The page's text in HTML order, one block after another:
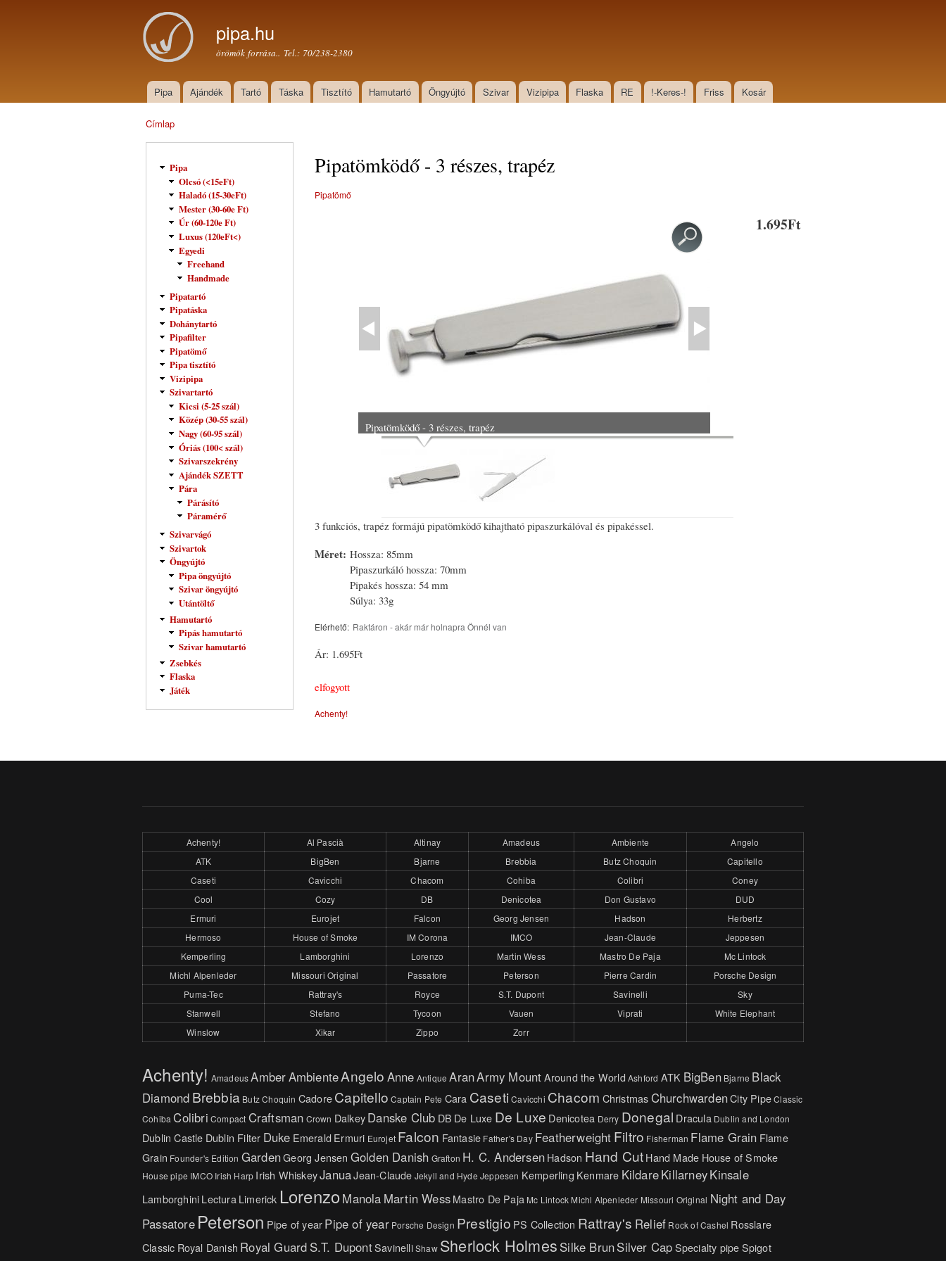
pipa.hu
örömök forrása.. Tel.: 70/238-2380
Főmenü
Pipa Ajándék Tartó Táska Tisztító Hamutartó Öngyújtó Szivar Vizipipa Flaska RE !-Keres-! Friss Kosár
Címlap
Pipa
Olcsó (<15eFt)
Haladó (15-30eFt)
Mester (30-60e Ft)
Úr (60-120e Ft)
Luxus (120eFt<)
Egyedi
Freehand
Handmade
Pipatartó
Pipatáska
Dohánytartó
Pipafilter
Pipatömő
Pipa tisztító
Vizipipa
Szivartartó
Kicsi (5-25 szál)
Közép (30-55 szál)
Nagy (60-95 szál)
Óriás (100< szál)
Szivarszekrény
Ajándék SZETT
Pára
Párásító
Páramérő
Szivarvágó
Szivartok
Öngyújtó
Pipa öngyújtó
Szivar öngyújtó
Utántöltő
Hamutartó
Pipás hamutartó
Szivar hamutartó
Zsebkés
Flaska
Játék
Pipatömködő - 3 részes, trapéz
Pipatömő
1.695Ft
Pipatömködő - 3 részes, trapéz
3 funkciós, trapéz formájú pipatömködő kihajtható pipaszurkálóval és pipakéssel.
Méret: Hossza: 85mm
Pipaszurkáló hossza: 70mm
Pipakés hossza: 54 mm
Súlya: 33g
Elérhető: Raktáron - akár már holnapra Önnél van
Ár: 1.695Ft
elfogyott
Achenty!
Achenty! Al Pascià Altinay Amadeus Ambiente
Angelo
ATK
BigBen Bjarne Brebbia Butz Choquin
Capitello
Caseti
Cavicchi Chacom Cohiba Colibri
Coney
Cool
Cozy DB Denicotea Don Gustavo
DUD
Ermuri
Eurojet Falcon Georg Jensen Hadson
Herbertz
Hermoso
House of Smoke IM Corona IMCO Jean-Claude
Jeppesen
Kemperling
Lamborghini Lorenzo Martin Wess Mastro De Paja
Mc Lintock
Michl Alpenleder
Missouri Original Passatore Peterson Pierre Cardin
Porsche Design
Puma-Tec
Rattray's Royce S.T. Dupont Savinelli
Sky
Stanwell
Stefano Tycoon Vauen Viprati
White Elephant
Winslow
Xikar Zippo Zorr
Achenty! Amadeus AmberAmbienteAngelo Anne Antique AranArmy MountAround the World Ashford ATK BigBen Bjarne Black
Diamond Brebbia Butz Choquin CadoreCapitello Captain Pete Cara CasetiCavicchi Chacom ChristmasChurchwardenCity PipeClassic
Cohiba Colibri Compact Craftsman Crown DalkeyDanske Club DB De Luxe De Luxe Denicotea Derry Donegal Dracula Dublin and London
Dublin Castle Dublin Filter Duke Emerald Ermuri Eurojet Falcon Fantasie Father's Day Featherweight Filtro Fisherman Flame Grain Flame
Grain Founder's Edition GardenGeorg Jensen Golden Danish Grafton H. C. AndersenHadson Hand CutHand Made House of Smoke
House pipe IMCO Irish Harp Irish WhiskeyJanuaJean-Claude Jekyll and Hyde Jeppesen Kemperling Kenmare KildareKillarneyKinsale
LamborghiniLectura Limerick LorenzoManola Martin WessMastro De Paja Mc Lintock Michl Alpenleder Missouri Original Night and Day
Passatore Peterson Pipe of yearPipe of year Porsche Design Prestigio PS Collection Rattray's Relief Rock of Cashel Rosslare
Classic Royal Danish Royal Guard S.T. DupontSavinelliShaw Sherlock Holmes Silke BrunSilver CapSpecialty pipeSpigot